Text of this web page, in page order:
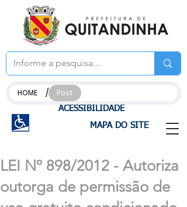
ACESSIBILIDADE
MAPA DO SITE
HOME / Post
LEI Nº 898/2012 - Autoriza
outorga de permissão de